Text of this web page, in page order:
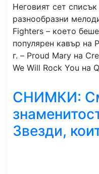
Неговият сет
разнообразни
Fighters – което
популярен кавър на
г. – Proud Mary на
We Will Rock You на
СНИМКИ:
Звезди,